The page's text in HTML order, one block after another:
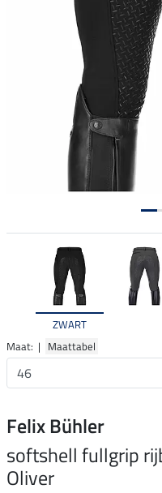
ZWART
Maat: | Maattabel
Felix Bühler
softshell fullgrip
Oliver